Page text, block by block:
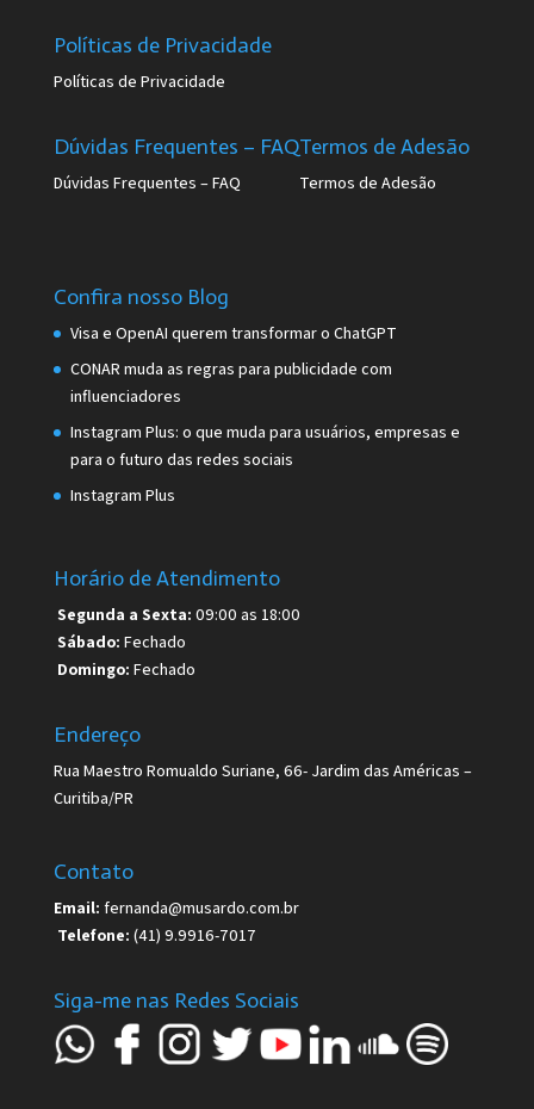
Políticas de Privacidade
Políticas de Privacidade
Dúvidas Frequentes – FAQ
Dúvidas Frequentes – FAQ
Termos de Adesão
Termos de Adesão
Confira nosso Blog
Visa e OpenAI querem transformar o ChatGPT
CONAR muda as regras para publicidade com
influenciadores
Instagram Plus: o que muda para usuários, empresas e
para o futuro das redes sociais
Instagram Plus
Horário de Atendimento
Segunda a Sexta: 09:00 as 18:00
Sábado: Fechado
Domingo: Fechado
Endereço
Rua Maestro Romualdo Suriane, 66- Jardim das Américas –
Curitiba/PR
Contato
Email: fernanda@musardo.com.br
Telefone: (41) 9.9916-7017
Siga-me nas Redes Sociais